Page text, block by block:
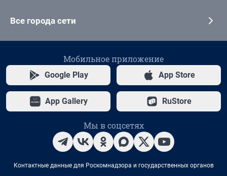
Все города сети
Мобильное приложение
Google Play App Store
App Gallery RuStore
Мы в соцсетях
Контактные данные для Роскомнадзора и государственных органов